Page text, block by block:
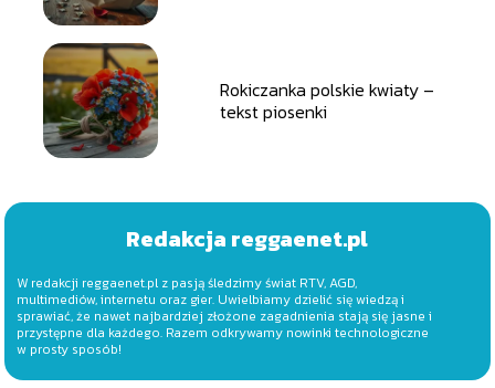
Rokiczanka polskie kwiaty –
tekst piosenki
Redakcja reggaenet.pl
W redakcji reggaenet.pl z pasją śledzimy świat RTV, AGD,
multimediów, internetu oraz gier. Uwielbiamy dzielić się wiedzą i
sprawiać, że nawet najbardziej złożone zagadnienia stają się jasne i
przystępne dla każdego. Razem odkrywamy nowinki technologiczne
w prosty sposób!